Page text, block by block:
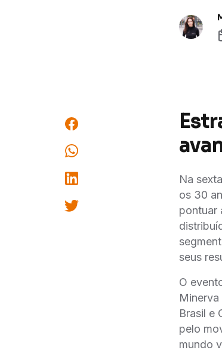
Na
os 30
pontuar
seus
O
Brasil e
pelo
mundo